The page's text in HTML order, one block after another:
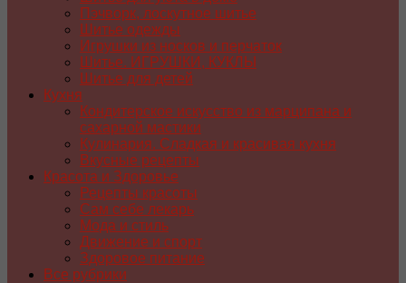
Пэчворк, лоскутное шитье
Шитье одежды
Игрушки из носков и перчаток
Шитье. ИГРУШКИ, КУКЛЫ
Шитье для детей
Кухня
Кондитерское искусство из марципана и
сахарной мастики
Кулинария. Сладкая и красивая кухня
Вкусные рецепты
Красота и Здоровье
Рецепты красоты
Сам себе лекарь
Мода и стиль
Движение и спорт
Здоровое питание
Все рубрики